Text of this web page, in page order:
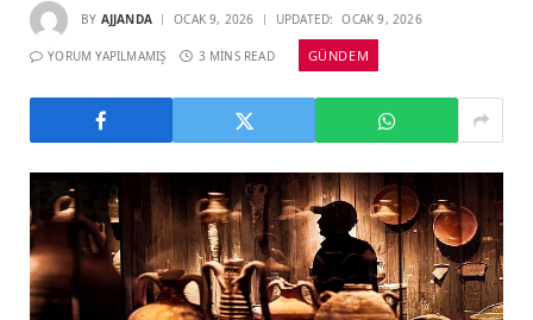
BY AJJANDA OCAK 9, 2026 UPDATED: OCAK 9, 2026
YORUM YAPILMAMIŞ 3 MINS READ GÜNDEM